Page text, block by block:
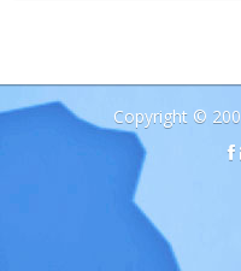
Copyright ©